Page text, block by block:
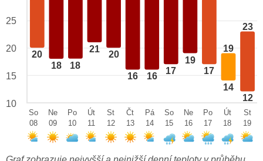
20
18 18
21
20
16 16
17
19
17
19
14
23
12
25
20
15
10
So
08
Ne
09
Po
10
Út
11
St
12
Čt
13
Pá
14
So
15
Ne
16
Po
17
Út
18
St
19